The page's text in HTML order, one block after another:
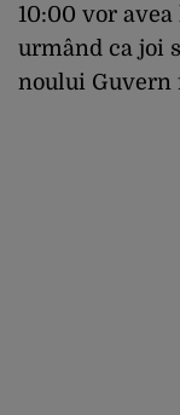
10:00 vor
urmând ca joi
noului Guvern